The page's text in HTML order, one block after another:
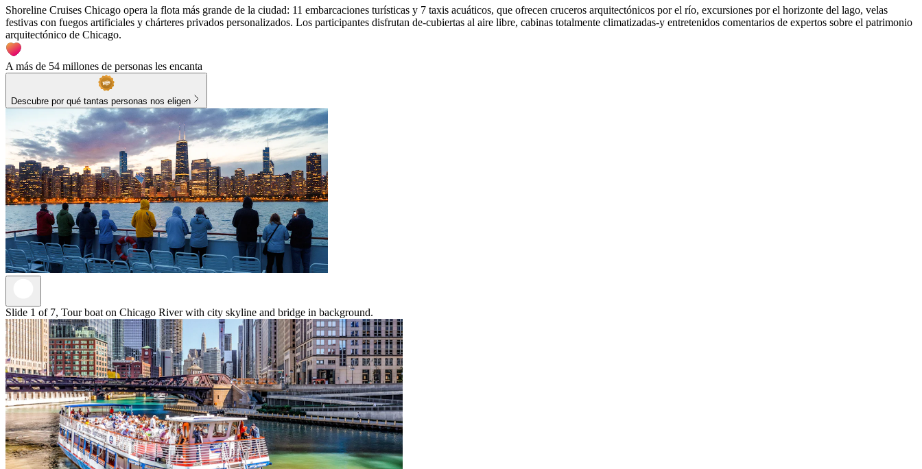
Shoreline Cruises Chicago opera la flota más grande de la ciudad: 11 embarcaciones turísticas y 7 taxis acuáticos, que ofrecen cruceros arquitectónicos por el río, excursiones por el horizonte del lago, velas
festivas con fuegos artificiales y chárteres privados personalizados. Los participantes disfrutan de‑cubiertas al aire libre, cabinas totalmente climatizadas‑y entretenidos comentarios de expertos sobre el patrimonio
arquitectónico de Chicago.
A más de 54 millones de personas les encanta
Descubre por qué tantas personas nos eligen
Slide 1 of 7, Tour boat on Chicago River with city skyline and bridge in background.